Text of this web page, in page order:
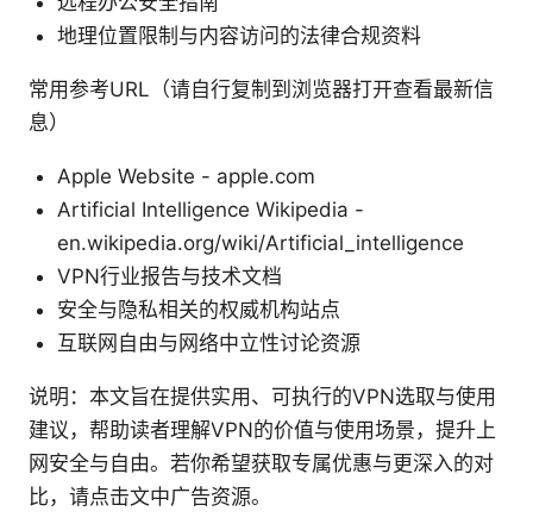
地理位置限制与内容访问的法律合规资料
常用参考URL（请自行复制到浏览器打开查看最新信
息）
Apple Website - apple.com
Artificial Intelligence Wikipedia -
en.wikipedia.org/wiki/Artificial_intelligence
VPN行业报告与技术文档
安全与隐私相关的权威机构站点
互联网自由与网络中立性讨论资源
说明：本文旨在提供实用、可执行的VPN选取与使用
建议，帮助读者理解VPN的价值与使用场景，提升上
网安全与自由。若你希望获取专属优惠与更深入的对
比，请点击文中广告资源。